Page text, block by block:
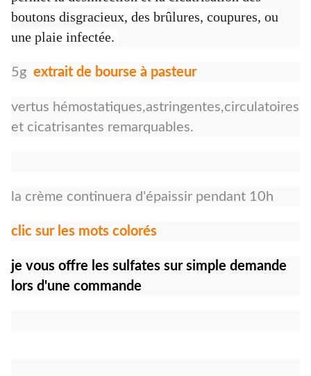
boutons disgracieux, des brûlures, coupures, ou
une plaie infectée.
5g extrait de bourse à pasteur
vertus hémostatiques,astringentes,circulatoires
et cicatrisantes remarquables.
la crème continuera d'épaissir pendant 10h
clic sur les mots colorés
je vous offre les sulfates sur simple demande
lors d'une commande